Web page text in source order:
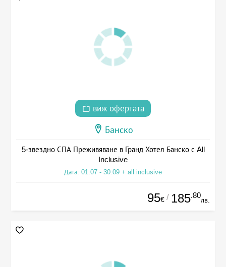
виж офертата
Банско
5-звездно СПА Преживяване в Гранд Хотел Банско с All
Inclusive
Дата: 01.07 - 30.09 + all inclusive
95€ / 185.80
лв.